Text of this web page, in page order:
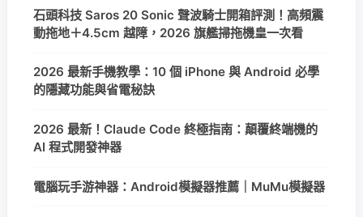
石頭科技 Saros 20 Sonic 聲波騎士開箱評測！高頻震
動拖地＋4.5cm 越障，2026 旗艦掃拖機皇一次看
2026 最新手機教學：10 個 iPhone 與 Android 必學
的隱藏功能與省電秘訣
2026 最新！Claude Code 終極指南：顛覆終端機的
AI 程式開發神器
電腦玩手游神器：Android模擬器推薦｜MuMu模擬器